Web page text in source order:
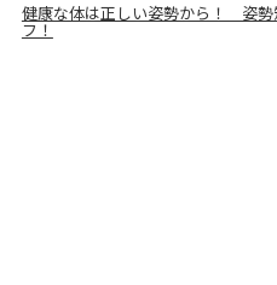
健康な体は正しい姿勢から！ 姿勢
フ！